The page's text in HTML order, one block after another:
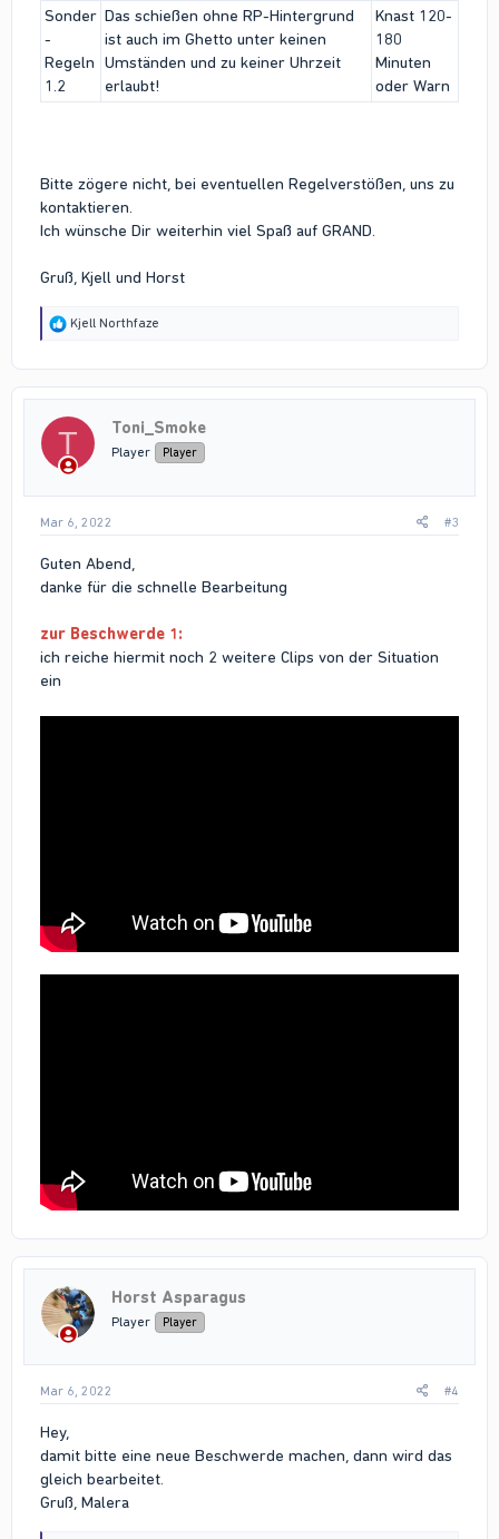
Sonder
-
Regeln
1.2
Das schießen ohne RP-Hintergrund
ist auch im Ghetto unter keinen
Umständen und zu keiner Uhrzeit
erlaubt!
Knast 120-
180
Minuten
oder Warn
Bitte zögere nicht, bei eventuellen Regelverstößen, uns zu
kontaktieren.
Ich wünsche Dir weiterhin viel Spaß auf GRAND.
Gruß, Kjell und Horst
R
o
s
Kjell Northfaze
T Toni_Smoke
Player Player
Mar 6, 2022 #3
Guten Abend,
danke für die schnelle Bearbeitung
zur Beschwerde 1:
ich reiche hiermit noch 2 weitere Clips von der Situation
ein
Horst Asparagus
Player Player
Mar 6, 2022 #4
Hey,
damit bitte eine neue Beschwerde machen, dann wird das
gleich bearbeitet.
Gruß, Malera